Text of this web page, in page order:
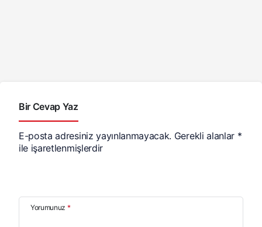
Bir Cevap Yaz
E-posta adresiniz yayınlanmayacak. Gerekli alanlar *
ile işaretlenmişlerdir
Yorumunuz *